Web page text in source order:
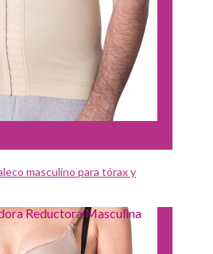
masculino para tórax y
Reductora Masculina